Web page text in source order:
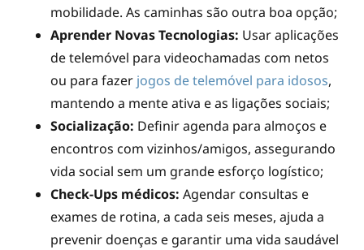
mobilidade. As caminhas são outra boa opção;
Aprender Novas Tecnologias: Usar aplicações
de telemóvel para videochamadas com netos
ou para fazer jogos de telemóvel para idosos,
mantendo a mente ativa e as ligações sociais;
Socialização: Definir agenda para almoços e
encontros com vizinhos/amigos, assegurando
vida social sem um grande esforço logístico;
Check-Ups médicos: Agendar consultas e
exames de rotina, a cada seis meses, ajuda a
prevenir doenças e garantir uma vida saudável